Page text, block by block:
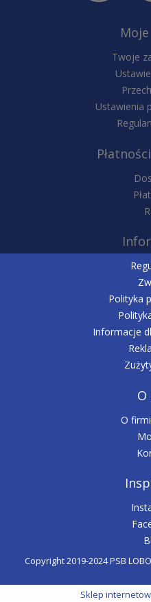
Twoje
Ustawienia
Polityka
Informacje
O
O
Copyright 2019-2024 PSB
Sklep